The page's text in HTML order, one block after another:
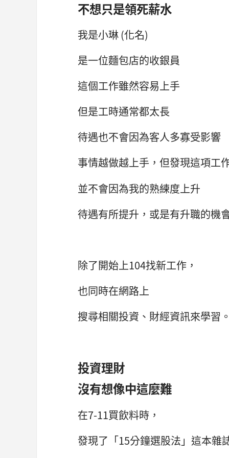
不想只是領死薪水
我是小琳 (化名)
是一位麵包店的收銀員
這個工作雖然容易上手
但是工時通常都太長
待遇也不會因為客人多寡受影響
事情越做越上手，但發現這項工
並不會因為我的熟練度上升
待遇有所提升，或是有升職的機
除了開始上104找新工作，
也同時在網路上
搜尋相關投資、財經資訊來學習
投資理財
沒有想像中這麼難
在7-11買飲料時，
發現了「15分鐘選股法」這本雜